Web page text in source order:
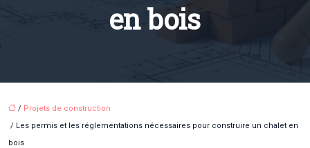
en bois
/ Projets de construction
/ Les permis et les réglementations nécessaires pour construire un chalet en
bois